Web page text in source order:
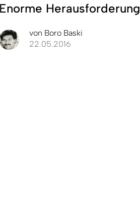
Enorme Herausforderung
von Boro Baski
22.05.2016